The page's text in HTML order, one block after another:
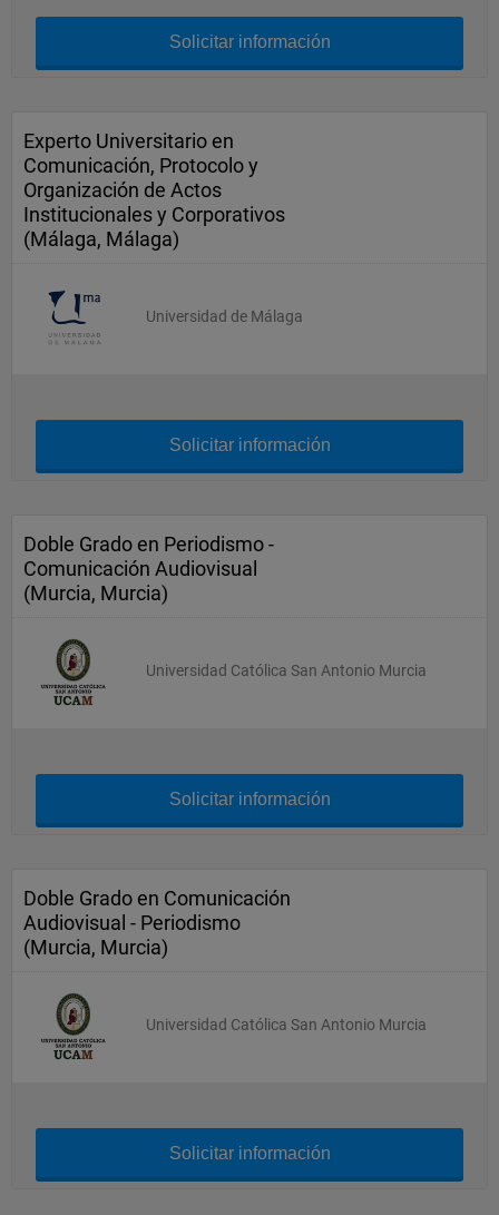
Solicitar información
Experto Universitario en
Comunicación, Protocolo y
Organización de Actos
Institucionales y Corporativos
(Málaga, Málaga)
Universidad de Málaga
Solicitar información
Doble Grado en Periodismo -
Comunicación Audiovisual
(Murcia, Murcia)
Universidad Católica San Antonio Murcia
Solicitar información
Doble Grado en Comunicación
Audiovisual - Periodismo
(Murcia, Murcia)
Universidad Católica San Antonio Murcia
Solicitar información